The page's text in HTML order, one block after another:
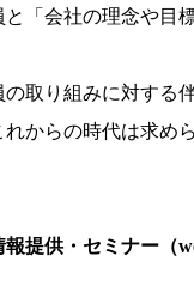
と「会社の理念や目
取り組みに対する
からの時代は求め
提供・セミナー（